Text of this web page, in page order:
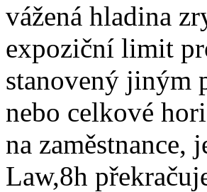
vážená hladina
expoziční limit
stanovený jiným
nebo celkové
na zaměstnance,
Law,8h